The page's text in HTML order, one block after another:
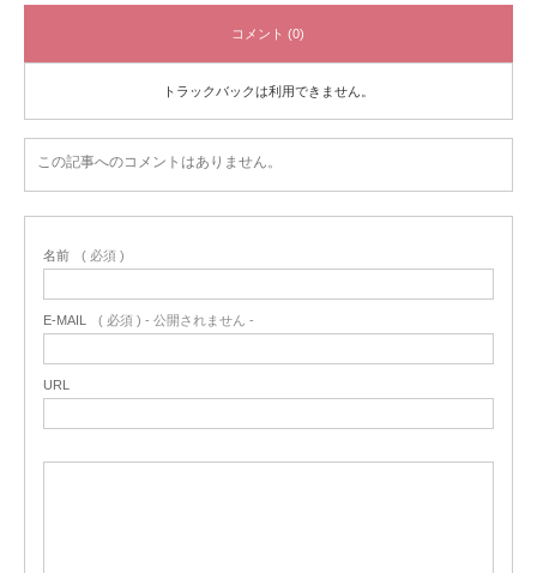
コメント (0)
トラックバックは利用できません。
この記事へのコメントはありません。
名前 ( 必須 )
E-MAIL ( 必須 ) - 公開されません -
URL